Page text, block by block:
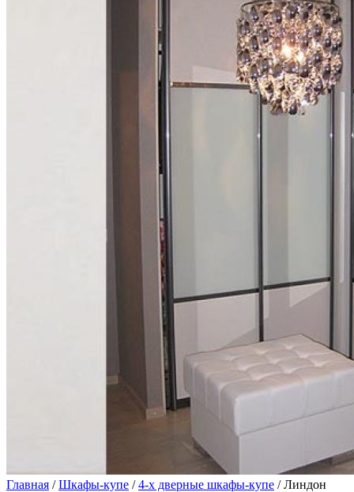
Главная /Шкафы-купе /4-х дверные шкафы-купе / Линдон